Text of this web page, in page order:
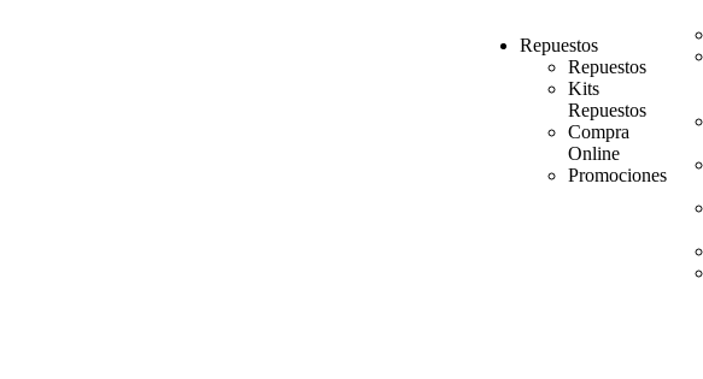
Repuestos
Repuestos
Kits
Repuestos
Compra
Online
Promociones